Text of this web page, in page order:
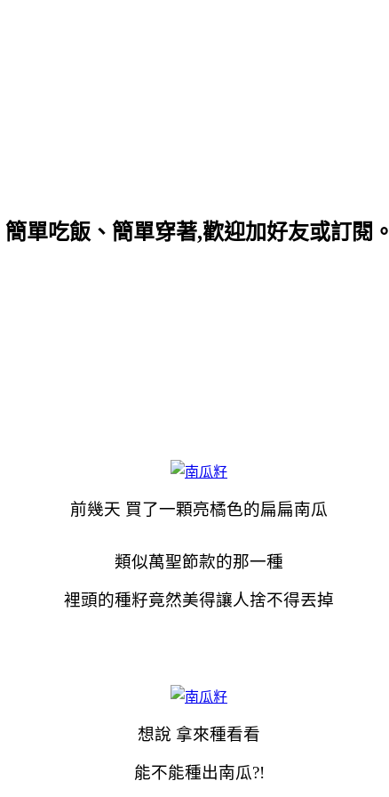
單吃飯、簡單穿著,歡迎加好友或訂閱。
前幾天 買了一顆亮橘色的扁扁南瓜
類似萬聖節款的那一種
裡頭的種籽竟然美得讓人捨不得丟掉
想說 拿來種看看
能不能種出南瓜?!